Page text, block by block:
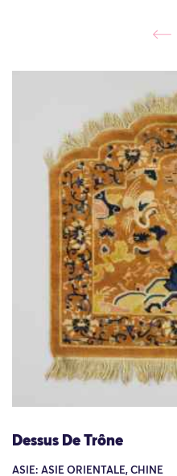
Dessus De Trône
ASIE: ASIE ORIENTALE, CHINE